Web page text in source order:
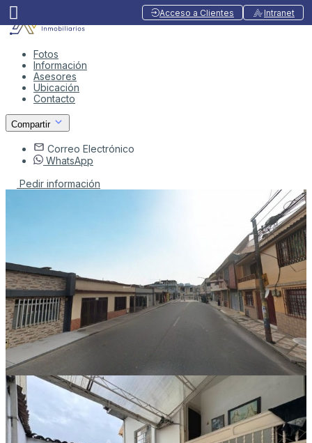
Acceso a Clientes Intranet
Fotos
Información
Asesores
Ubicación
Contacto
Compartir
Correo Electrónico
WhatsApp
Pedir información